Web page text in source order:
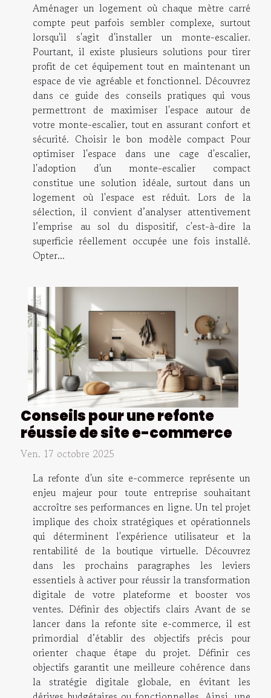
Aménager un logement où chaque mètre carré
compte peut parfois sembler complexe, surtout
lorsqu'il s'agit d'installer un monte-escalier.
Pourtant, il existe plusieurs solutions pour tirer
profit de cet équipement tout en maintenant un
espace de vie agréable et fonctionnel. Découvrez
dans ce guide des conseils pratiques qui vous
permettront de maximiser l'espace autour de
votre monte-escalier, tout en assurant confort et
sécurité. Choisir le bon modèle compact Pour
optimiser l'espace dans une cage d'escalier,
l'adoption d'un monte-escalier compact
constitue une solution idéale, surtout dans un
logement où l'espace est réduit. Lors de la
sélection, il convient d’analyser attentivement
l’emprise au sol du dispositif, c'est-à-dire la
superficie réellement occupée une fois installé.
Opter...
Conseils pour une refonte
réussie de site e-commerce
Ven. 17 octobre 2025
La refonte d'un site e-commerce représente un
enjeu majeur pour toute entreprise souhaitant
accroître ses performances en ligne. Un tel projet
implique des choix stratégiques et opérationnels
qui déterminent l'expérience utilisateur et la
rentabilité de la boutique virtuelle. Découvrez
dans les prochains paragraphes les leviers
essentiels à activer pour réussir la transformation
digitale de votre plateforme et booster vos
ventes. Définir des objectifs clairs Avant de se
lancer dans la refonte site e-commerce, il est
primordial d’établir des objectifs précis pour
orienter chaque étape du projet. Définir ces
objectifs garantit une meilleure cohérence dans
la stratégie digitale globale, en évitant les